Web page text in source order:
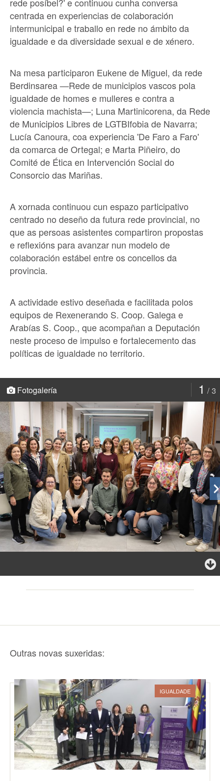
centrada en experiencias de colaboración
intermunicipal e traballo en rede no ámbito da
igualdade e da diversidade sexual e de xénero.
Na mesa participaron Eukene de Miguel, da rede
Berdinsarea —Rede de municipios vascos pola
igualdade de homes e mulleres e contra a
violencia machista—; Luna Martinicorena, da Rede
de Municipios Libres de LGTBIfobia de Navarra;
Lucía Canoura, coa experiencia 'De Faro a Faro'
da comarca de Ortegal; e Marta Piñeiro, do
Comité de Ética en Intervención Social do
Consorcio das Mariñas.
A xornada continuou cun espazo participativo
centrado no deseño da futura rede provincial, no
que as persoas asistentes compartiron propostas
e reflexións para avanzar nun modelo de
colaboración estábel entre os concellos da
provincia.
A actividade estivo deseñada e facilitada polos
equipos de Rexenerando S. Coop. Galega e
Arabías S. Coop., que acompañan a Deputación
neste proceso de impulso e fortalecemento das
políticas de igualdade no territorio.
1 3
Fotogalería
Outras novas suxeridas:
IGUALDADE